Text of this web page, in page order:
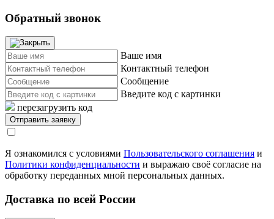
Обратный звонок
Ваше имя
Контактный телефон
Сообщение
Введите код с картинки
перезагрузить код
Я ознакомился с условиями Пользовательского соглашения и
Политики конфиденциальности и выражаю своё согласие на
обработку переданных мной персональных данных.
Доставка по всей России